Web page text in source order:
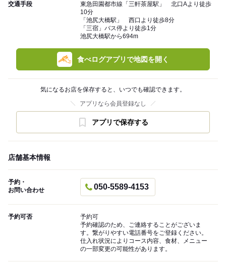
交通手段
東急田園都市線「三軒茶屋駅」 北口Aより徒歩
10分
「池尻大橋駅」 西口より徒歩8分
「三宿」バス停より徒歩1分
池尻大橋駅から694m
食べログアプリで地図を開く
気になるお店を保存すると、いつでも確認できます。
アプリなら会員登録なし
アプリで保存する
店舗基本情報
予約・
お問い合わせ
050-5589-4153
予約可否
予約可
予約確認のため、ご連絡することがございま
す。繋がりやすい電話番号をご登録ください。
仕入れ状況によりコース内容、食材、メニュー
の一部変更の可能性があります。